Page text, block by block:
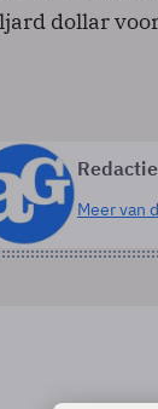
dollar
Meer van